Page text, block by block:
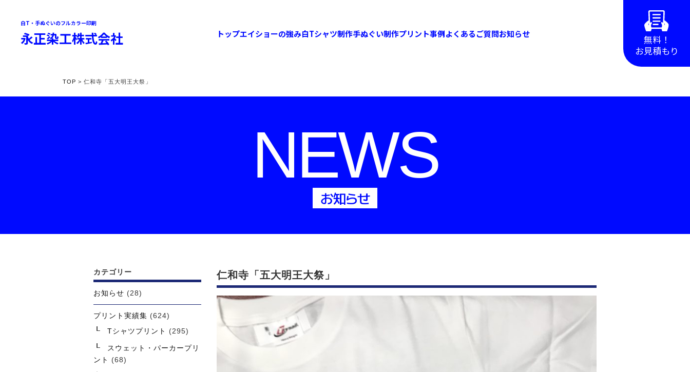
白T・手ぬぐいのフルカラー印刷
永正染工株式会社 トップエイショーの強み白Tシャツ制作手ぬぐい制作プリント事例よくあるご質問お知らせ
無料！
お見積もり
TOP > 仁和寺「五大明王大祭」
NEWS
お知らせ
仁和寺「五大明王大祭」
カテゴリー
お知らせ (28)
プリント実績集 (624)
Tシャツプリント
(295)
スウェット・パーカープリ
ント
(68)